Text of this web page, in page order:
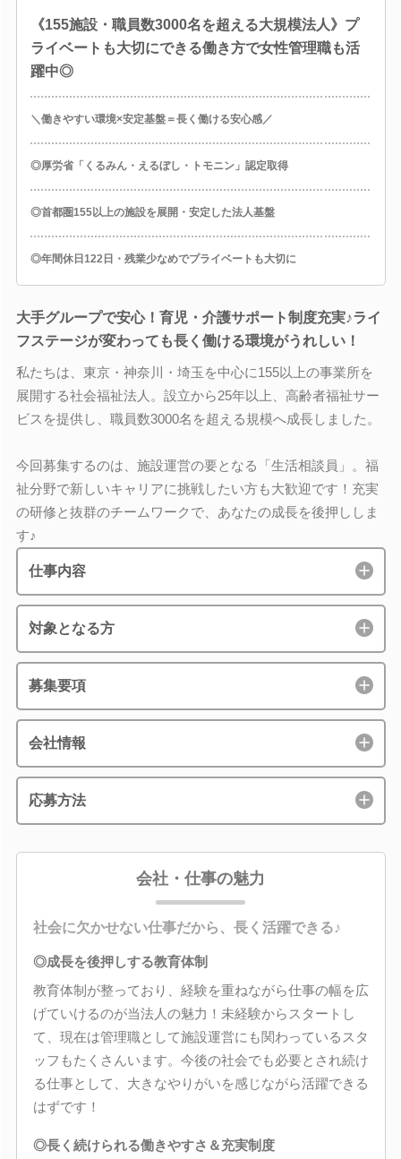
《155施設・職員数3000名を超える大規模法人》プ
ライベートも大切にできる働き方で女性管理職も活
躍中◎
＼働きやすい環境×安定基盤＝長く働ける安心感／
◎厚労省「くるみん・えるぼし・トモニン」認定取得
◎首都圏155以上の施設を展開・安定した法人基盤
◎年間休日122日・残業少なめでプライベートも大切に
大手グループで安心！育児・介護サポート制度充実♪ライ
フステージが変わっても長く働ける環境がうれしい！
私たちは、東京・神奈川・埼玉を中心に155以上の事業所を
展開する社会福祉法人。設立から25年以上、高齢者福祉サー
ビスを提供し、職員数3000名を超える規模へ成長しました。
今回募集するのは、施設運営の要となる「生活相談員」。福
祉分野で新しいキャリアに挑戦したい方も大歓迎です！充実
の研修と抜群のチームワークで、あなたの成長を後押ししま
す♪
仕事内容
対象となる方
募集要項
会社情報
応募方法
会社・仕事の魅力
社会に欠かせない仕事だから、長く活躍できる♪
◎成長を後押しする教育体制
教育体制が整っており、経験を重ねながら仕事の幅を広
げていけるのが当法人の魅力！未経験からスタートし
て、現在は管理職として施設運営にも関わっているスタ
ッフもたくさんいます。今後の社会でも必要とされ続け
る仕事として、大きなやりがいを感じながら活躍できる
はずです！
◎長く続けられる働きやすさ＆充実制度